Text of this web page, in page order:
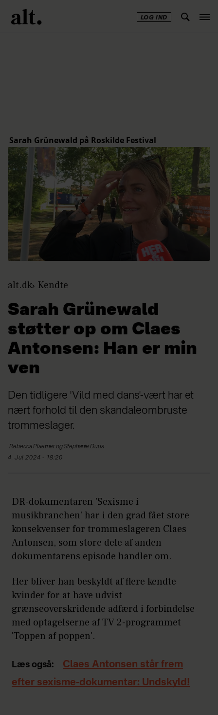
LOG IND
alt.dk Kendte
Sarah Grünewald
støtter op om Claes
Antonsen: Han er min
ven
Den tidligere 'Vild med dans'-vært har et
nært forhold til den skandaleombruste
trommeslager.
RebeccaPlaetner og Stephanie Duus
4. Jul 2024 - 18:20
DR-dokumentaren 'Sexisme i
musikbranchen' har i den grad fået store
konsekvenser for trommeslageren Claes
Antonsen, som store dele af anden
dokumentarens episode handler om.
Her bliver han beskyldt af flere kendte
kvinder for at have udvist
grænseoverskridende adfærd i forbindelse
med optagelserne af TV 2-programmet
'Toppen af poppen'.
Læs også:
Claes Antonsen står frem
efter sexisme-dokumentar: Undskyld!